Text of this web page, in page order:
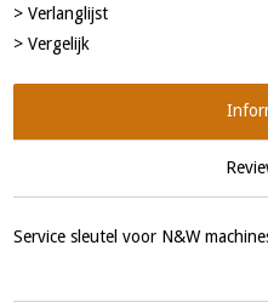
> Verlanglijst
> Vergelijk
Service sleutel voor N&W